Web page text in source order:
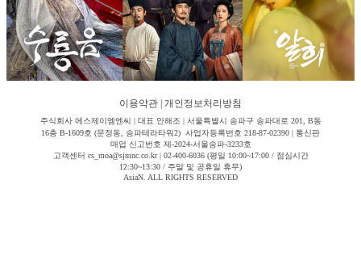
이용약관 개인정보처리방침
주식회사 에스제이엠엔씨 | 대표 안해조 | 서울특별시 송파구 송파대로 201, B동
16층 B-1609호 (문정동, 송파테라타워2) 사업자등록번호 218-87-02390 | 통신판
매업 신고번호 제-2024-서울송파-3233호
고객센터 cs_moa@sjmnc.co.kr | 02-400-6036 (평일 10:00~17:00 / 점심시간
12:30~13:30 / 주말 및 공휴일 휴무)
AsiaN. ALL RIGHTS RESERVED